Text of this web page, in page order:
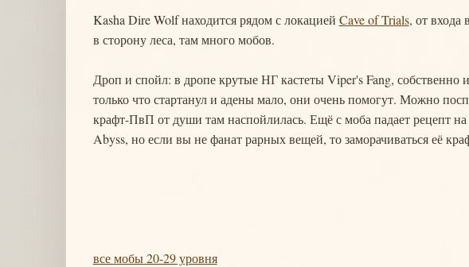
Kasha Dire Wolf находится рядом с локацией Cave of Trials, от входа
в сторону леса, там много мобов.
Дроп и спойл: в дропе крутые НГ кастеты Viper's Fang, собственно
только что стартанул и адены мало, они очень помогут. Можно
крафт-ПвП от души там наспойлилась. Ещё с моба падает рецепт
Abyss, но если вы не фанат рарных вещей, то заморачиваться её
все мобы 20-29 уровня